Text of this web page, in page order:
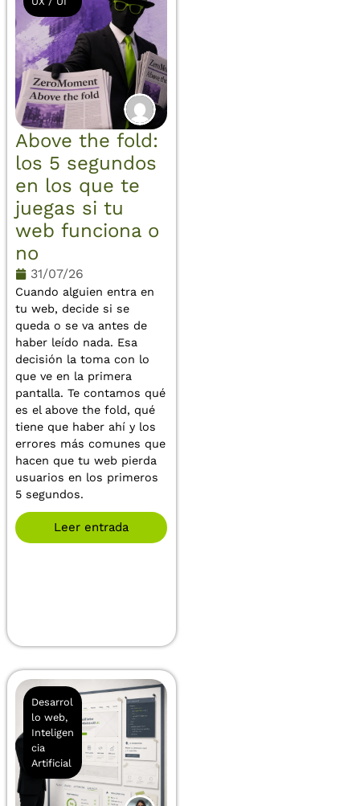
Above the fold:
los 5 segundos
en los que te
juegas si tu
web funciona o
no
31/07/26
Cuando alguien entra en
tu web, decide si se
queda o se va antes de
haber leído nada. Esa
decisión la toma con lo
que ve en la primera
pantalla. Te contamos qué
es el above the fold, qué
tiene que haber ahí y los
errores más comunes que
hacen que tu web pierda
usuarios en los primeros
5 segundos.
Leer entrada
Desarrol
lo web,
Inteligen
cia
Artificial